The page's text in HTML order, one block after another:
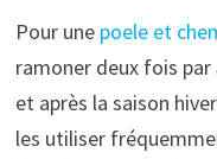
Pour une poele et
ramoner deux fois
et après la saison
les utiliser